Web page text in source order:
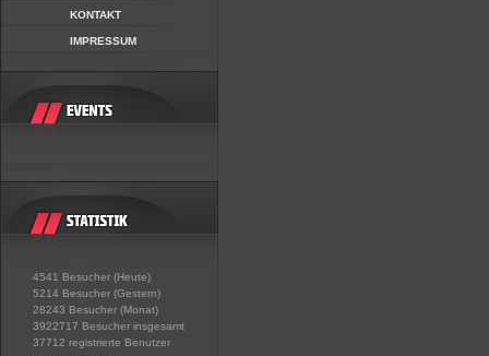
KONTAKT
IMPRESSUM
4541 Besucher (Heute)
5214 Besucher (Gestern)
28243 Besucher (Monat)
3922717 Besucher insgesamt
37712 registrierte Benutzer